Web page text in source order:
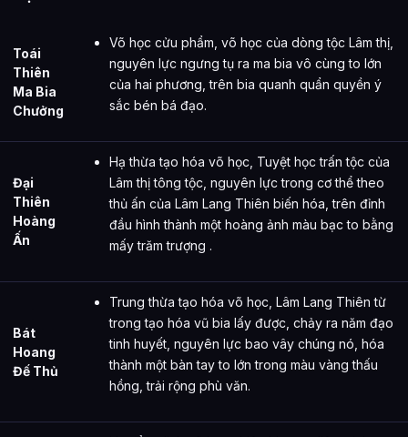
Toái
Thiên
Ma Bia
Chưởng
Võ học cửu phẩm, võ học của dòng tộc Lâm thị,
nguyên lực ngưng tụ ra ma bia vô cùng to lớn
của hai phương, trên bia quanh quẩn quyền ý
sắc bén bá đạo.
Đại
Thiên
Hoàng
Ấn
Hạ thừa tạo hóa võ học, Tuyệt học trấn tộc của
Lâm thị tông tộc, nguyên lực trong cơ thể theo
thủ ấn của Lâm Lang Thiên biến hóa, trên đỉnh
đầu hình thành một hoàng ảnh màu bạc to bằng
mấy trăm trượng .
Bát
Hoang
Đế Thủ
Trung thừa tạo hóa võ học, Lâm Lang Thiên từ
trong tạo hóa vũ bia lấy được, chảy ra năm đạo
tinh huyết, nguyên lực bao vây chúng nó, hóa
thành một bàn tay to lớn trong màu vàng thấu
hồng, trải rộng phù văn.